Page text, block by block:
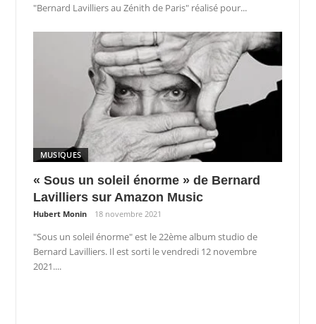
"Bernard Lavilliers au Zénith de Paris" réalisé pour...
MUSIQUES
« Sous un soleil énorme » de Bernard
Lavilliers sur Amazon Music
Hubert Monin 18 novembre 2021
"Sous un soleil énorme" est le 22ème album studio de
Bernard Lavilliers. Il est sorti le vendredi 12 novembre
2021....